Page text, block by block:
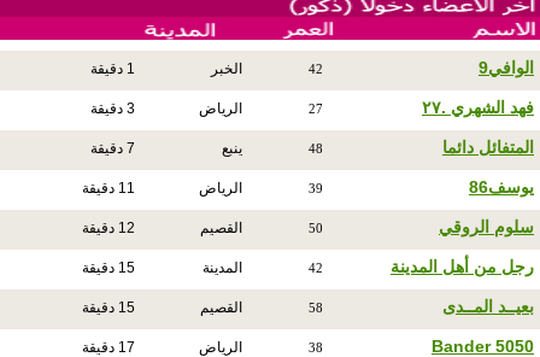
الوافي9 42 الخبر 1 دقيقة
فهد الشهري .٢٧ 27 الرياض 3 دقيقة
المتفائل دائما 48 ينبع 7 دقيقة
يوسف86 39 الرياض 11 دقيقة
سلوم الروقي 50 القصيم 12 دقيقة
رجل من أهل المدينة 42 المدينة 15 دقيقة
بعيــد المــدى 58 القصيم 15 دقيقة
Bander 5050
38 الرياض 17 دقيقة